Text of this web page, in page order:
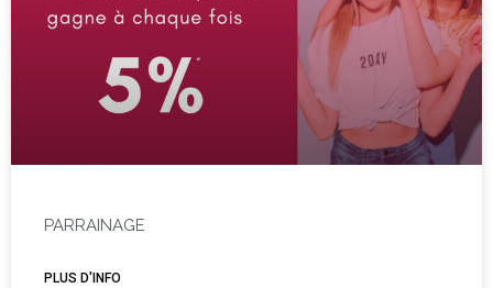
PARRAINAGE
PLUS D'INFO